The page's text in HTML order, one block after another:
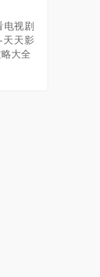
电视剧
天天影
大全